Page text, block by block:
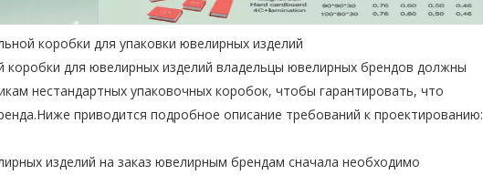
коробки для упаковки ювелирных изделий
коробки для ювелирных изделий владельцы ювелирных брендов должны
нестандартных упаковочных коробок, чтобы гарантировать, что
приводится подробное описание требований к проектированию:
изделий на заказ ювелирным брендам сначала необходимо